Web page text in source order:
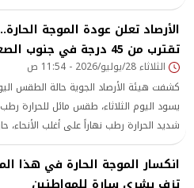
الأرصاد تعلن عودة الموجة
تقترب من 45 درجة في جنوب الصعيد
الثلاثاء 28/يوليو/2026 - 11:54 ص
كشفت هيئة الأرصاد الجوية حالة الطقس
يسود اليوم الثلاثاء، طقس مائل للحرارة
شديد الحرارة رطب نهاراً على أغلب الأنحاء،
السواحل الشمالية، مائل للحرارة رطب ليلاً
انكسار الموجة الحارة في هذا